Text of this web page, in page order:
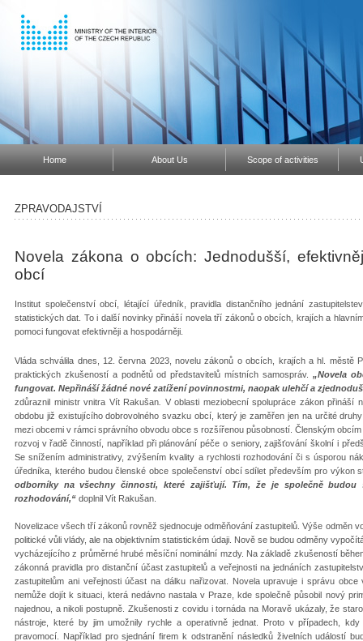
Home About Us Scope of activities
ZPRAVODAJSTVÍ
Novela zákona o obcích: Jednodušší,
obcí
Institut společenství obcí, létající úředník, pravidla distančního jednání
statistických dat. To i další novinky přináší novela tří zákonů o obcích, krajích a
pomoci fungovat efektivněji a hospodárněji.
Vláda schválila dnes, 12. června 2023, novelu zákonů o obcích, krajích a hl. městě
praktických zkušeností a podnětů od představitelů místních samospráv. „Novela
fungovat. Nepřináší žádné nové zatížení povinnostmi, naopak ulehčí a
zdůraznil ministr vnitra Vít Rakušan
V oblasti meziobecní spolupráce zákon přináší
obdobu již existujícího dobrovolného svazku obcí, který je zaměřen jen na určité
mezi obcemi v rámci správního obvodu obce s rozšířenou působností. Členským
rozvoj v řadě činností, například při plánování péče o seniory, zajišťování školní i
Se snížením administrativy, zvýšením kvality a rychlosti rozhodování či s úsporou
úředníka, kterého budou členské obce společenství obcí sdílet především pro výkon
odborníky na všechny činnosti, které zajišťují. Tím, že je společně
rozhodování,“ doplnil Vít Rakušan.
Novelizace všech tří zákonů rovněž sjednocuje odměňování zastupitelů. Výše odměn
politické vůli vlády, ale na objektivním statistickém údaji. Nově se budou odměny
vycházejícího z průměrné hrubé měsíční nominální mzdy. Na základě zkušeností
zákonná pravidla pro distanční účast zastupitelů a veřejnosti na jednáních
zastupitelům ani veřejnosti účast na dálku nařizovat. Novela upravuje i správu
nemůže dojít k situaci, která nedávno nastala v Praze, kde společně působil nový
najednou, a nikoli postupně. Zkušenosti z covidu i tornáda na Moravě ukázaly, že
nástroje, které by jim umožnily rychle a operativně jednat. Proto v případech,
pravomocí. Například pro sjednání firem k odstranění následků živelních událostí